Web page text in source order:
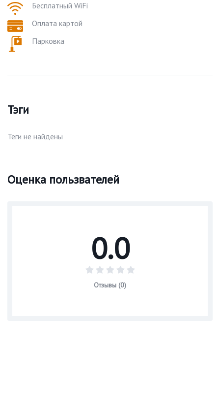
Бесплатный WiFi
Оплата картой
Парковка
Тэги
Теги не найдены
Оценка пользвателей
0.0
Отзывы (0)